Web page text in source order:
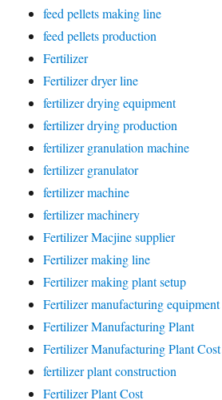
feed pellets making line
feed pellets production
Fertilizer
Fertilizer dryer line
fertilizer drying equipment
fertilizer drying production
fertilizer granulation machine
fertilizer granulator
fertilizer machine
fertilizer machinery
Fertilizer Macjine supplier
Fertilizer making line
Fertilizer making plant setup
Fertilizer manufacturing equipment
Fertilizer Manufacturing Plant
Fertilizer Manufacturing Plant Cost
fertilizer plant construction
Fertilizer Plant Cost